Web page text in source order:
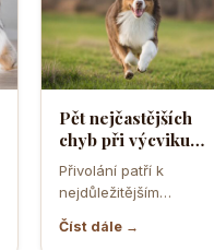
Pět nejčastějších
chyb při výcviku
přivolání které dělá
většina pejskařů
Přivolání patří k
nejdůležitějším
protože rozhoduje o
Číst dále →